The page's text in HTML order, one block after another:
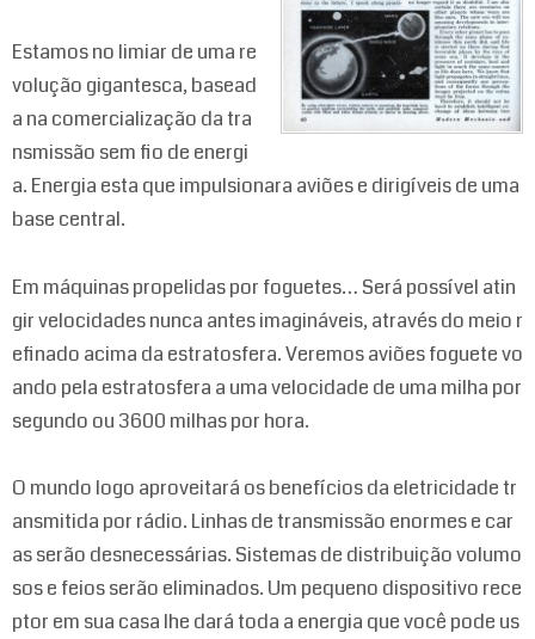
Estamos no limiar de uma re
volução gigantesca, basead
a na comercialização da tra
nsmissão sem fio de energi
a. Energia esta que impulsionara aviões e dirigíveis de uma
base central.
Em máquinas propelidas por foguetes… Será possível atin
gir velocidades nunca antes imagináveis, através do meio r
efinado acima da estratosfera. Veremos aviões foguete vo
ando pela estratosfera a uma velocidade de uma milha por
segundo ou 3600 milhas por hora.
O mundo logo aproveitará os benefícios da eletricidade tr
ansmitida por rádio. Linhas de transmissão enormes e car
as serão desnecessárias. Sistemas de distribuição volumo
sos e feios serão eliminados. Um pequeno dispositivo rece
ptor em sua casa lhe dará toda a energia que você pode us